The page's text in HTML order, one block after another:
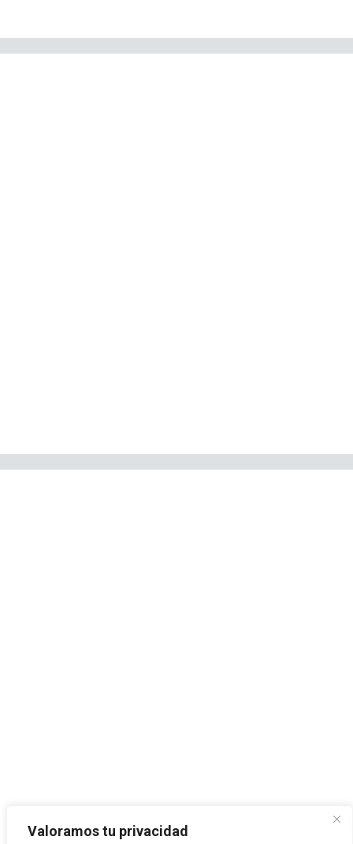
Valoramos tu privacidad